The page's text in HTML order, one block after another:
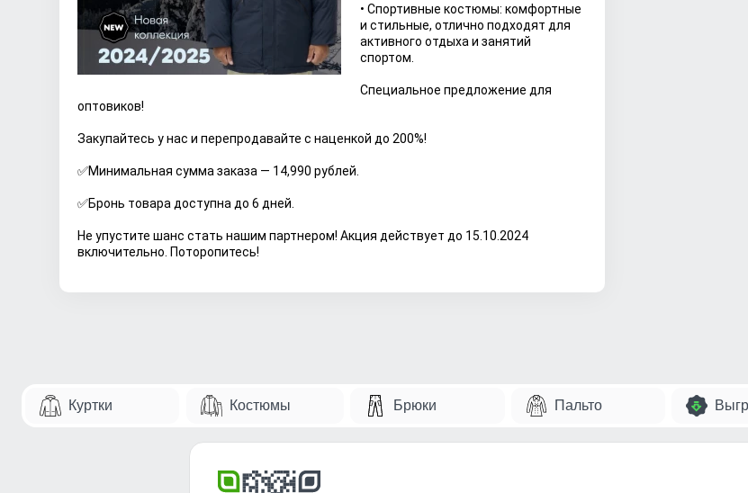
• Спортивные костюмы: комфортные
и стильные, отлично подходят для
активного отдыха и занятий
спортом.
Специальное предложение для
оптовиков!
Закупайтесь у нас и перепродавайте с наценкой до 200%!
✅Минимальная сумма заказа — 14,990 рублей.
✅Бронь товара доступна до 6 дней.
Не упустите шанс стать нашим партнером! Акция действует до 15.10.2024
включительно. Поторопитесь!
Куртки Костюмы Брюки Пальто